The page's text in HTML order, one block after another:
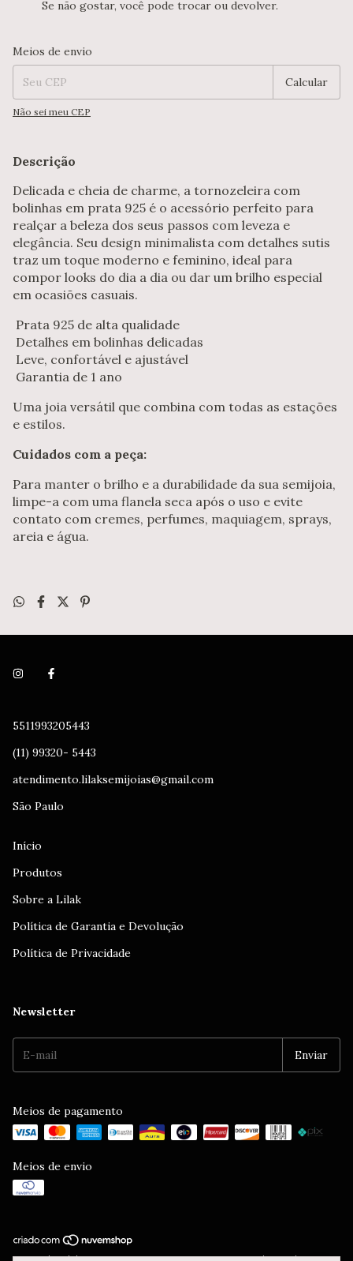
Se não gostar, você pode trocar ou devolver.
Entregas para o CEP:
Meios de envio
Calcular
Não sei meu CEP
Descrição
Delicada e cheia de charme, a tornozeleira com
bolinhas em prata 925 é o acessório perfeito para
realçar a beleza dos seus passos com leveza e
elegância. Seu design minimalista com detalhes sutis
traz um toque moderno e feminino, ideal para
compor looks do dia a dia ou dar um brilho especial
em ocasiões casuais.
Prata 925 de alta qualidade
Detalhes em bolinhas delicadas
Leve, confortável e ajustável
Garantia de 1 ano
Uma joia versátil que combina com todas as estações
e estilos.
Cuidados com a peça:
Para manter o brilho e a durabilidade da sua semijoia,
limpe-a com uma flanela seca após o uso e evite
contato com cremes, perfumes, maquiagem, sprays,
areia e água.
5511993205443
(11) 99320- 5443
atendimento.lilaksemijoias@gmail.com
São Paulo
Início
Produtos
Sobre a Lilak
Política de Garantia e Devolução
Política de Privacidade
Newsletter
Meios de pagamento
Meios de envio